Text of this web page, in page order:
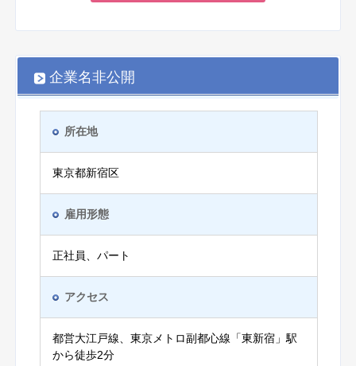
企業名非公開
所在地
東京都新宿区
雇用形態
正社員、パート
アクセス
都営大江戸線、東京メトロ副都心線「東新宿」駅
から徒歩2分